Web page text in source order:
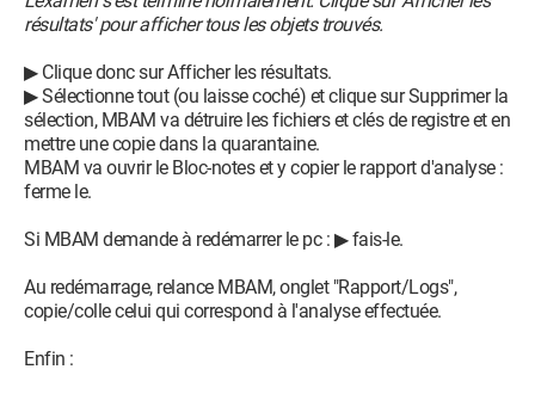
résultats' pour afficher tous les objets trouvés.
▶ Clique donc sur Afficher les résultats.
▶ Sélectionne tout (ou laisse coché) et clique sur Supprimer la
sélection, MBAM va détruire les fichiers et clés de registre et en
mettre une copie dans la quarantaine.
MBAM va ouvrir le Bloc-notes et y copier le rapport d'analyse :
ferme le.
Si MBAM demande à redémarrer le pc : ▶ fais-le.
Au redémarrage, relance MBAM, onglet "Rapport/Logs",
copie/colle celui qui correspond à l'analyse effectuée.
Enfin :